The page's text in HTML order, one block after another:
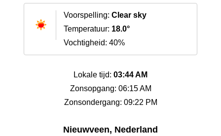
Voorspelling: Clear sky
Temperatuur: 18.0°
Vochtigheid: 40%
Lokale tijd: 03:44 AM
Zonsopgang: 06:15 AM
Zonsondergang: 09:22 PM
Nieuwveen, Nederland